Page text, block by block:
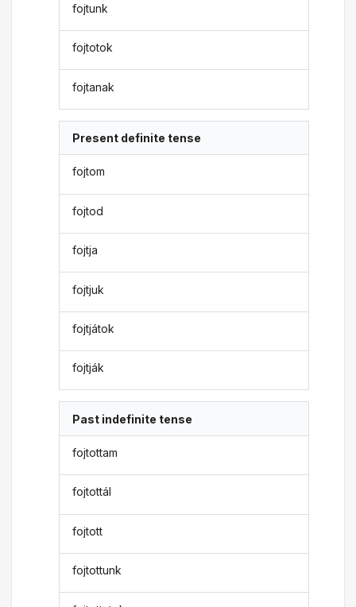
fojtunk
fojtotok
fojtanak
Present definite tense
fojtom
fojtod
fojtja
fojtjuk
fojtjátok
fojtják
Past indefinite tense
fojtottam
fojtottál
fojtott
fojtottunk